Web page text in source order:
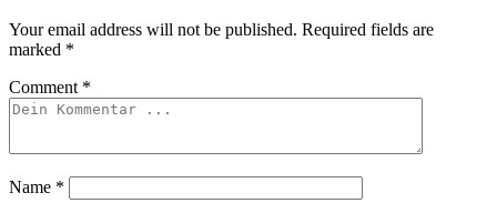
Your email address will not be published. Required fields are
marked *
Comment *
Name *